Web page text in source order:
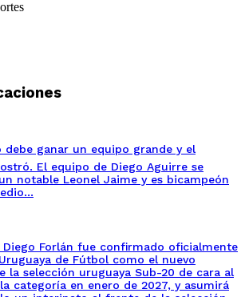
debe ganar un equipo grande y el
El equipo de Diego Aguirre se
notable Leonel Jaime y es bicampeón
Diego Forlán fue confirmado oficialmente
de Fútbol como el nuevo
la selección uruguaya Sub-20 de cara al
categoría en enero de 2027, y asumirá